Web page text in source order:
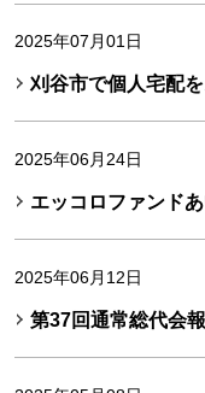
2025年07月01日
刈谷市で個人宅配
2025年06月24日
エッコロファンド
2025年06月12日
第37回通常総代会